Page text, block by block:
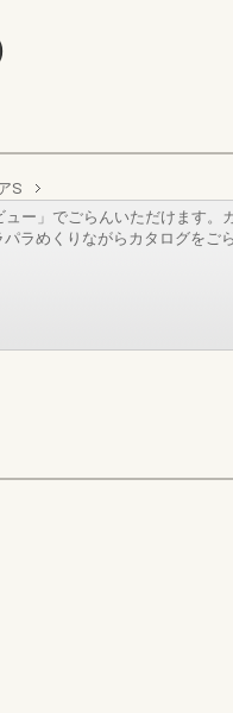
S
ー」でごらんいただけます。
ラめくりながらカタログをごら